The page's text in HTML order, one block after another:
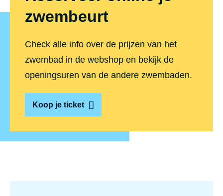
zwembeurt
Check alle info over de prijzen van het
zwembad in de webshop en bekijk de
openingsuren van de andere zwembaden.
Koop je ticket